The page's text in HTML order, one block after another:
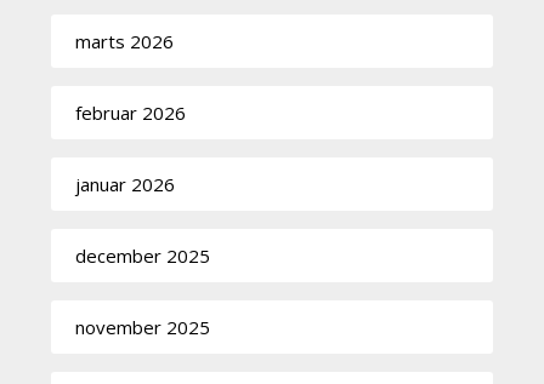
marts 2026
februar 2026
januar 2026
december 2025
november 2025